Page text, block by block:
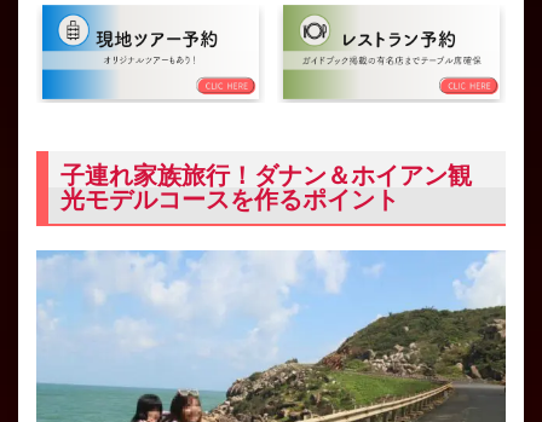
子連れ家族旅行！ダナン＆ホイアン観
光モデルコースを作るポイント